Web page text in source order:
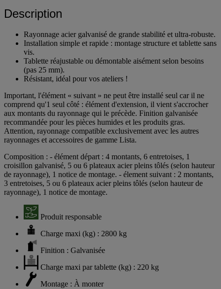
Description
Rayonnage acier galvanisé de grande stabilité et ultra-robuste.
Installation simple et rapide : montage structure et tablette sans
vis.
Tablette réajustable ou démontable aisément selon besoins
(pas 25 mm).
Résistant, idéal pour vos ateliers !
Important, l'élément « suivant » ne peut être installé seul car il ne
comprend qu'1 seul côté : élément d'extension, il vient s'accrocher
aux montants du rayonnage qui le précède. Finition galvanisée
recommandée pour les pièces humides et les produits gras.
Attention, rayonnage compatible exclusivement avec les autres
rayonnages et accessoires de gamme Lista.
Composition : - élément départ : 4 montants, 6 entretoises, 1
croisillon galvanisé, 5 ou 6 plateaux acier pleins tôlés (selon hauteur
de rayonnage), 1 notice de montage. - élement suivant : 2 montants,
3 entretoises, 5 ou 6 plateaux acier pleins tôlés (selon hauteur de
rayonnage), 1 notice de montage.
Produit responsable
Charge maxi (kg) : 2800 kg
Finition : Galvanisée
Charge maxi par tablette (kg) : 220 kg
Montage : À monter